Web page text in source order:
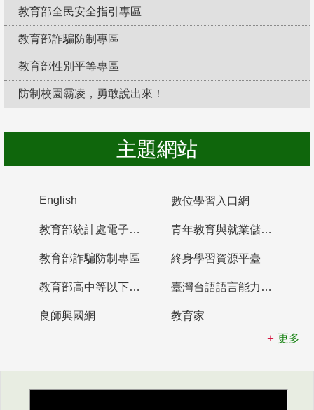
教育部全民安全指引專區
教育部詐騙防制專區
教育部性別平等專區
防制校園霸凌，勇敢說出來！
主題網站
English 數位學習入口網
教育部統計處電子書櫃 青年教育與就業儲蓄帳戶
教育部詐騙防制專區 終身學習資源平臺
教育部高中等以下學校及幼兒園教師資格檢定考試 臺灣台語語言能力認證網站
良師興國網
教育家
更多